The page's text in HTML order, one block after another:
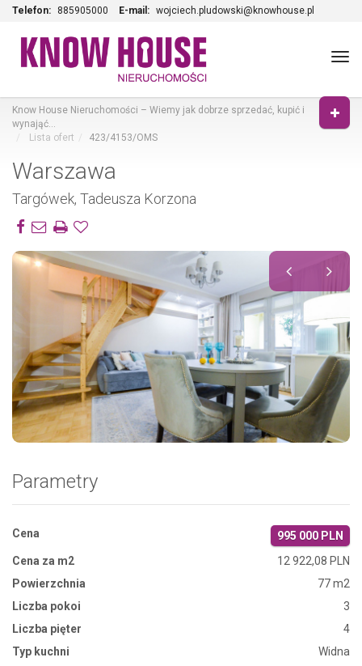
Telefon: 885905000 E-mail: wojciech.pludowski@knowhouse.pl
Know House Nieruchomości – Wiemy jak dobrze sprzedać, kupić i
wynająć…
Lista ofert
423/4153/OMS
Warszawa
Targówek, Tadeusza Korzona
Zdjęcie 1
Parametry
Cena
995 000 PLN
Cena za m2
12 922,08 PLN
Powierzchnia
77 m2
Liczba pokoi
3
Liczba pięter
4
Typ kuchni
Widna